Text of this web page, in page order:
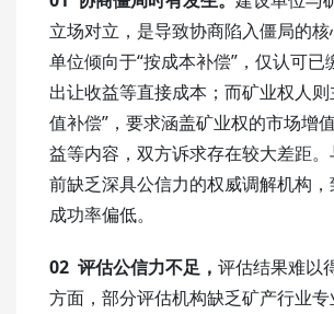
立场对立，是导致协商陷入僵局的
单位倾向于“按成本补偿”，仅认可已
出让收益等直接成本；而矿业权人则
值补偿”，要求涵盖矿业权的市场增
益等内容，双方诉求存在较大差距
前缺乏深具公信力的权威调解机构
成功率偏低。
02 评估公信力不足， 评估结果难以
方面，部分评估机构缺乏矿产行业